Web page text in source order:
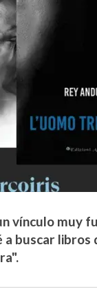
vínculo muy
a buscar libros